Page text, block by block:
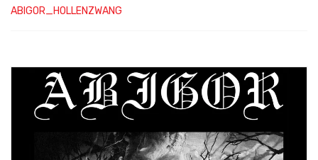
ABIGOR_HOLLENZWANG